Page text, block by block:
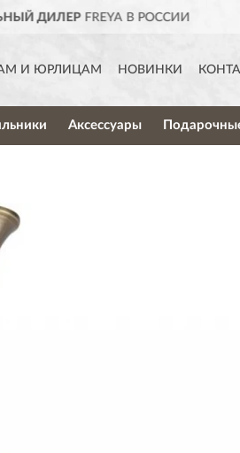
ДОСТАВИМ
И ЮРЛИЦАМ НОВИНКИ
Аксессуары